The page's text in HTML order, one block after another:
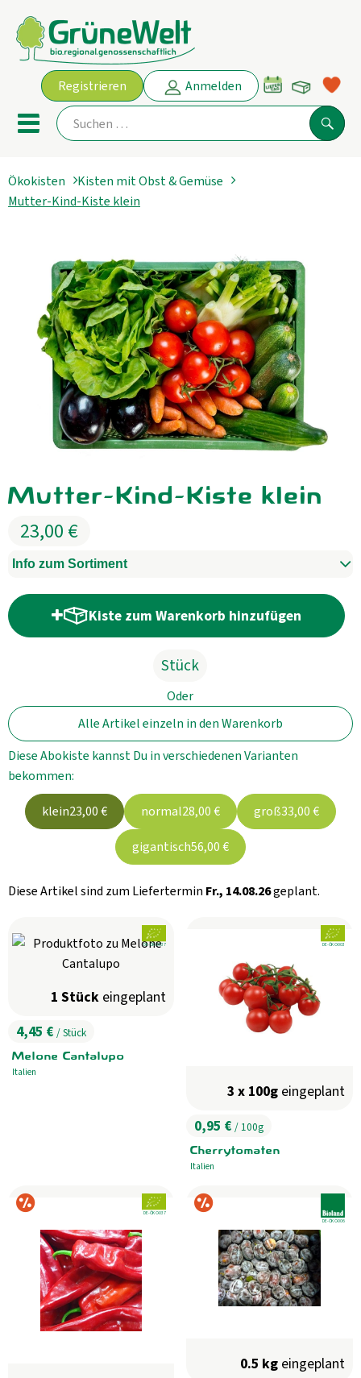
Registrieren Anmelden
Mobiles Menu öffnen oder
THEMENWELTEN
AKTUELLE ANGEBOTE
Obst & Gemüse
Kühltheke
GrüneWelt Bäckerei
Vorratskammer
Getränke
Kosmetik
Haus, Garten, Tier & Co
So geht’s
Genossenschaft & Beitritt
Aktuelles
B2B
Ökokisten
Kisten mit Obst & Gemüse
Mutter-Kind-Kiste klein
Mutter-Kind-Kiste klein
23,00 €
Info zum Sortiment
Kiste zum Warenkorb hinzufügen
Kiste zum Warenkorb hinzufügen
Stück
Oder
Alle Artikel einzeln in den Warenkorb
Diese Abokiste kannst Du in verschiedenen Varianten
bekommen:
klein23,00 € normal28,00 € groß33,00 €
gigantisch56,00 €
Diese Artikel sind zum Liefertermin Fr., 14.08.26geplant.
, Preis:
4,45 € / Stück
Melone Cantalupo
, Herkunft:
Italien
1 Stück eingeplant
, Verband:
, Kontrollstelle:
DE-ÖKO-037
, Preis:
0,95 €/ 100g
Cherrytomaten
, Herkunft:
Italien
3 x 100g eingeplant
, Verband:
, Kontrollstelle:
DE-ÖKO-003
, Verband:
, Kontrollstelle:
DE-ÖKO-037
Sonderangebot
0.5 kg eingeplant
, Kontrollstelle:
DE-ÖKO-006
Sonderangebot